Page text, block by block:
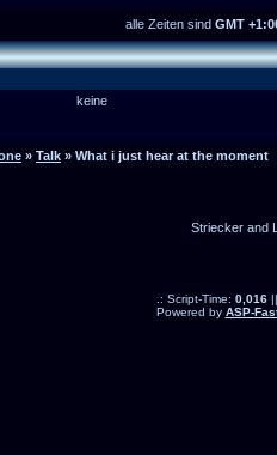
alle Zeiten sind GMT
keine
» Talk » What i just hear at the moment
Striecker and
.: Script-Time: 0,016||
Powered by ASP-